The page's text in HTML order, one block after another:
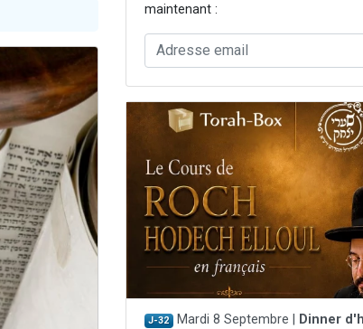
maintenant :
J-32 Mardi 8 Septembre |
Dinner